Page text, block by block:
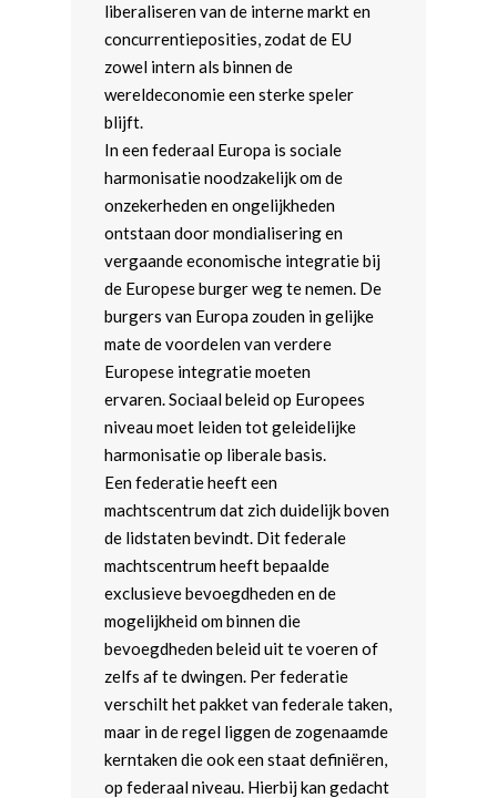
liberaliseren van de interne markt en
concurrentieposities, zodat de EU
zowel intern als binnen de
wereldeconomie een sterke speler
blijft.
In een federaal Europa is sociale
harmonisatie noodzakelijk om de
onzekerheden en ongelijkheden
ontstaan door mondialisering en
vergaande economische integratie bij
de Europese burger weg te nemen. De
burgers van Europa zouden in gelijke
mate de voordelen van verdere
Europese integratie moeten
ervaren. Sociaal beleid op Europees
niveau moet leiden tot geleidelijke
harmonisatie op liberale basis.
Een federatie heeft een
machtscentrum dat zich duidelijk boven
de lidstaten bevindt. Dit federale
machtscentrum heeft bepaalde
exclusieve bevoegdheden en de
mogelijkheid om binnen die
bevoegdheden beleid uit te voeren of
zelfs af te dwingen. Per federatie
verschilt het pakket van federale taken,
maar in de regel liggen de zogenaamde
kerntaken die ook een staat definiëren,
op federaal niveau. Hierbij kan gedacht